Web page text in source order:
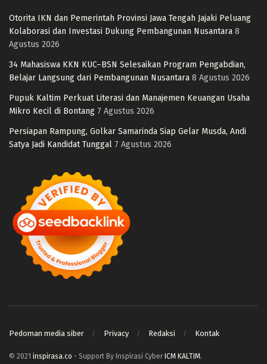
Otorita IKN dan Pemerintah Provinsi Jawa Tengah Jajaki Peluang
Kolaborasi dan Investasi Dukung Pembangunan Nusantara 8
Agustus 2026
34 Mahasiswa KKN KUC–BSN Selesaikan Program Pengabdian,
Belajar Langsung dari Pembangunan Nusantara 8 Agustus 2026
Pupuk Kaltim Perkuat Literasi dan Manajemen Keuangan Usaha
Mikro Kecil di Bontang 7 Agustus 2026
Persiapan Rampung, Golkar Samarinda Siap Gelar Musda, Andi
Satya Jadi Kandidat Tunggal 7 Agustus 2026
Pedoman media siber Privacy Redaksi Kontak
© 2021 inspirasa.co - Support By Inspirasi Cyber ICM KALTIM.